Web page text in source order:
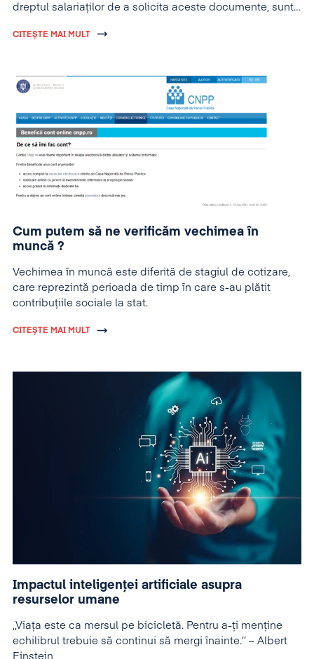
dreptul salariaților de a solicita aceste documente, sunt
CITEȘTE MAI MULT
Cum putem să ne verificăm vechimea în
muncă ?
Vechimea în muncă este diferită de stagiul de cotizare,
care reprezintă perioada de timp în care s-au plătit
contribuțiile sociale la stat.
CITEȘTE MAI MULT
Impactul inteligenței artificiale asupra
resurselor umane
,,Viața este ca mersul pe bicicletă. Pentru a-ți menține
echilibrul trebuie să continui să mergi înainte.’’ – Albert
Einstein